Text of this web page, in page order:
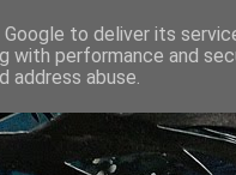
to deliver its
with performance and
abuse.